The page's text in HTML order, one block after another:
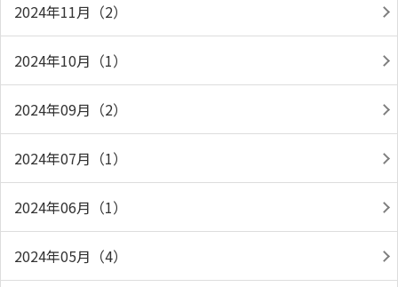
2024年11月（2）
2024年10月（1）
2024年09月（2）
2024年07月（1）
2024年06月（1）
2024年05月（4）